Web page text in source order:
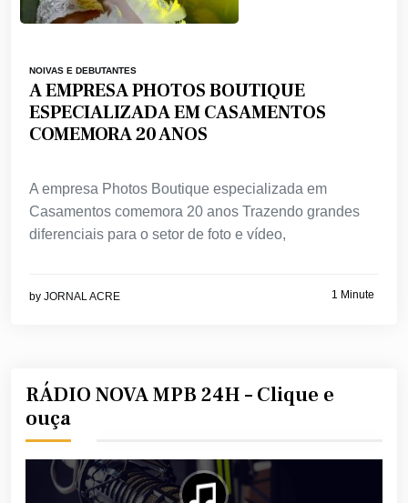
NOIVAS E DEBUTANTES
A EMPRESA PHOTOS BOUTIQUE
ESPECIALIZADA EM CASAMENTOS
COMEMORA 20 ANOS
A empresa Photos Boutique especializada em
Casamentos comemora 20 anos Trazendo grandes
diferenciais para o setor de foto e vídeo,
by JORNAL ACRE 1 Minute
RÁDIO NOVA MPB 24H – Clique e
ouça